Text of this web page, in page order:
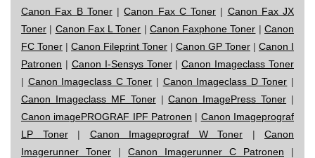
Canon Fax B Toner|Canon Fax C Toner | Canon Fax JX
Toner | Canon Fax L Toner | Canon Faxphone Toner |Canon
FC Toner | Canon Fileprint Toner | Canon GP Toner | Canon I
Patronen | Canon I-Sensys Toner|Canon Imageclass Toner
| Canon Imageclass C Toner | Canon Imageclass D Toner |
Canon Imageclass MF Toner|Canon ImagePress Toner |
Canon imagePROGRAF IPF Patronen | Canon Imageprograf
LP Toner| Canon Imageprograf W Toner | Canon
Imagerunner Toner | Canon Imagerunner C Patronen |